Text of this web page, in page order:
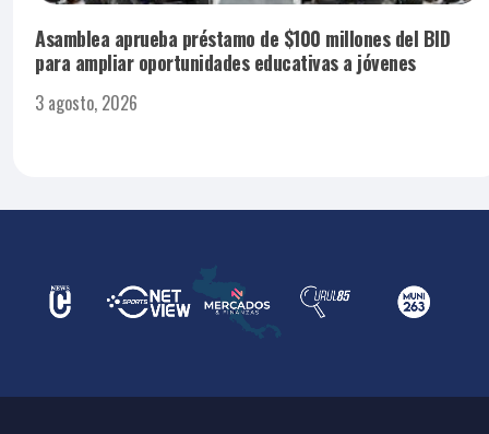
Asamblea aprueba préstamo de $100 millones del BID
para ampliar oportunidades educativas a jóvenes
3 agosto, 2026